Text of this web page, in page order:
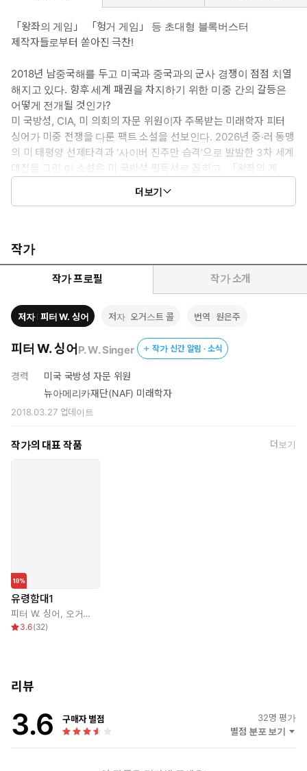
「왕좌의 게임」 「헝거 게임」 등 초대형 블록버스터
제작자들로부터 쏟아진 극찬!
2018년 남중국해를 두고 미국과 중국과의 군사 경쟁이 점점 치열
해지고 있다. 향후 세계 패권을 차지하기 위한 미중 간의 갈등은
어떻게 전개될 것인가?
미 국방성, CIA, 미 의회의 자문 위원이자 주목받는 미래학자 피터
싱어가 미중 전쟁을 다룬 팩트 소설을 선보인다. 2026년 중·러 동맹
의 미 태평양 선제타격과 ‘사이버 진주만 습격’으로 발발한 3차 세계
대전을 그린 이 소설은 미 국방성 필독서로 꼽히고, 「왕좌의 게
임」 「헝거 게임」 제작자의 극찬을 받으며 화제가 됐다. 하와이섬
과 태평양, 우주와 사이버를 주 무대로 한 『유령함대』는 각지에서
류해온 미국 해군 선장과 중국 장군들, 익명의 해커들과 실리콘 밸리
경영진들의 이야기를 소설에 녹였다. 축적된 안보 기술지식과 생생
한 국제 경험을 토대로 탄생한 『유령함대』는 현실적인 전쟁 이야
기뿐만 아니라 전투 속 주인공들의 인간적인 측면, 긴밀한 유대, 가
슴 아픈 순간들까지 보여준다.
더보기
작가
작가 프로필 작가 소개
저자 피터 W. 싱어 저자 오거스트 콜 번역 원은주
피터 W. 싱어 P. W. Singer 작가 신간 알림 · 소식
경력
미국 국방성 자문 위원
뉴아메리카재단(NAF) 미래학자
2018.03.27업데이트
작가의 대표 작품 더보기
유령함대1
피터 W. 싱어 오거스트 콜
3.6(32)
리뷰
3.6 구매자 별점 32명 평가
별점 분포 보기